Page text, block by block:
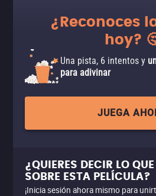
¿Reconoces
hoy?
Una pista, 6 intentos y
para adivinar
JUEGA
¿QUIERES DECIR LO
SOBRE ESTA PELÍCULA?
¡Inicia sesión ahora mismo para